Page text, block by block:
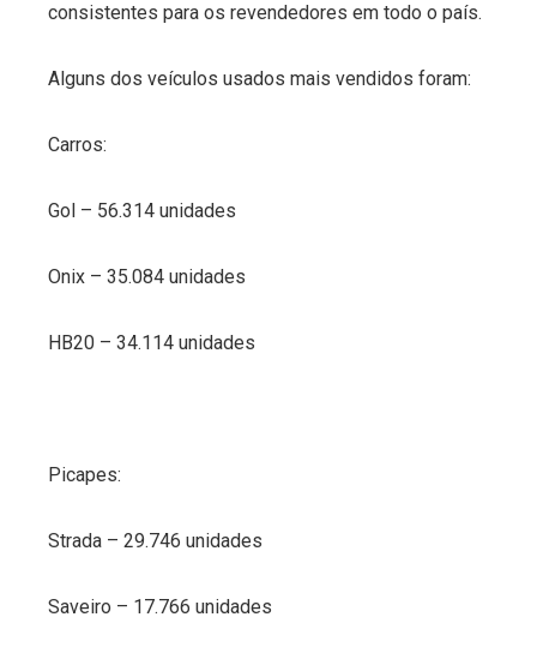
consistentes para os revendedores em todo o país.
Alguns dos veículos usados mais vendidos foram:
Carros:
Gol – 56.314 unidades
Onix – 35.084 unidades
HB20 – 34.114 unidades
Picapes:
Strada – 29.746 unidades
Saveiro – 17.766 unidades